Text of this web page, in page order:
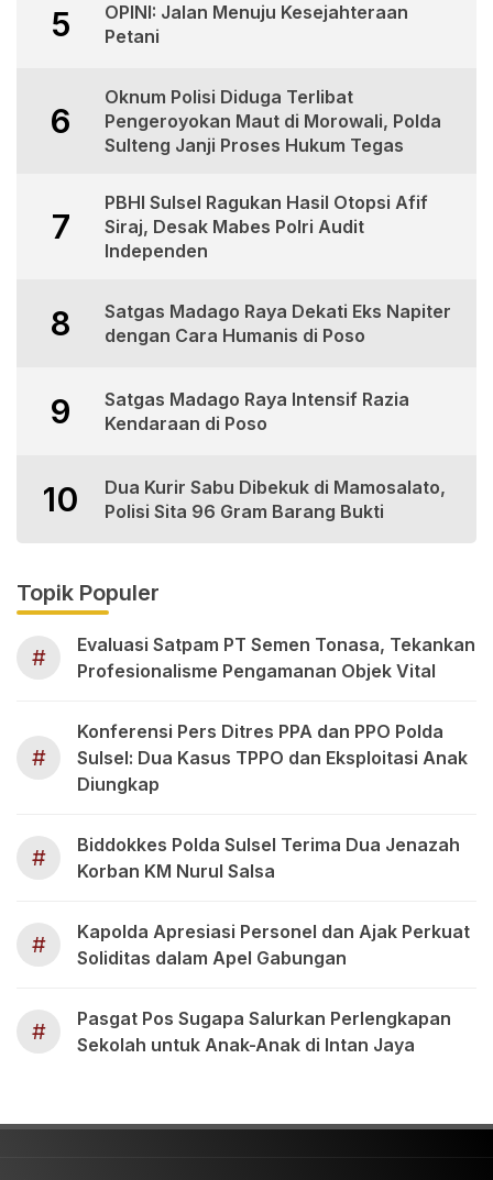
5
OPINI: Jalan Menuju Kesejahteraan
Petani
6
Oknum Polisi Diduga Terlibat
Pengeroyokan Maut di Morowali, Polda
Sulteng Janji Proses Hukum Tegas
7
PBHI Sulsel Ragukan Hasil Otopsi Afif
Siraj, Desak Mabes Polri Audit
Independen
8
Satgas Madago Raya Dekati Eks Napiter
dengan Cara Humanis di Poso
9
Satgas Madago Raya Intensif Razia
Kendaraan di Poso
10
Dua Kurir Sabu Dibekuk di Mamosalato,
Polisi Sita 96 Gram Barang Bukti
Topik Populer
#
Evaluasi Satpam PT Semen Tonasa, Tekankan
Profesionalisme Pengamanan Objek Vital
#
Konferensi Pers Ditres PPA dan PPO Polda
Sulsel: Dua Kasus TPPO dan Eksploitasi Anak
Diungkap
#
Biddokkes Polda Sulsel Terima Dua Jenazah
Korban KM Nurul Salsa
#
Kapolda Apresiasi Personel dan Ajak Perkuat
Soliditas dalam Apel Gabungan
#
Pasgat Pos Sugapa Salurkan Perlengkapan
Sekolah untuk Anak-Anak di Intan Jaya